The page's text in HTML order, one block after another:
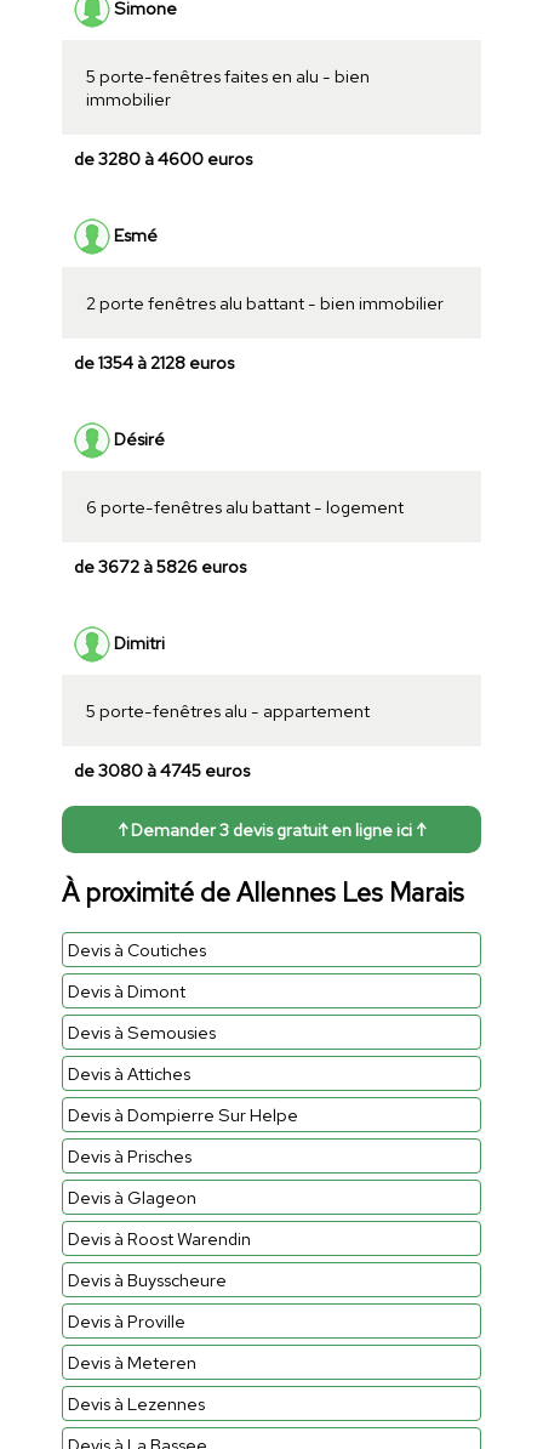
Simone
5 porte-fenêtres faites en alu - bien
immobilier
de 3280 à 4600 euros
Esmé
2 porte fenêtres alu battant - bien immobilier
de 1354 à 2128 euros
Désiré
6 porte-fenêtres alu battant - logement
de 3672 à 5826 euros
Dimitri
5 porte-fenêtres alu - appartement
de 3080 à 4745 euros
↑ Demander 3 devis gratuit en ligne ici ↑
À proximité de Allennes Les Marais
Devis à Coutiches
Devis à Dimont
Devis à Semousies
Devis à Attiches
Devis à Dompierre Sur Helpe
Devis à Prisches
Devis à Glageon
Devis à Roost Warendin
Devis à Buysscheure
Devis à Proville
Devis à Meteren
Devis à Lezennes